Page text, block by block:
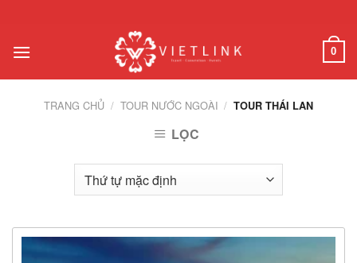
nội
0
TRANG CHỦ / TOUR NƯỚC NGOÀI / TOUR THÁI LAN
LỌC